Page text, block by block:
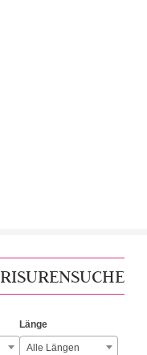
Länge
Alle Längen